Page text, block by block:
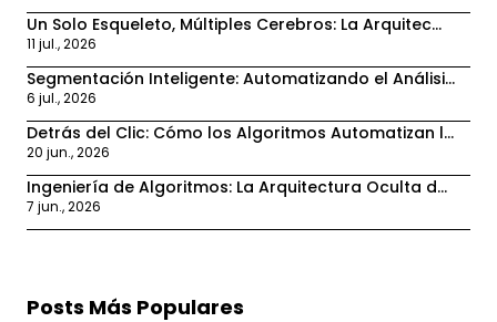
Un Solo Esqueleto, Múltiples Cerebros: La Arquitec...
11 jul., 2026
Segmentación Inteligente: Automatizando el Análisi...
6 jul., 2026
Detrás del Clic: Cómo los Algoritmos Automatizan l...
20 jun., 2026
Ingeniería de Algoritmos: La Arquitectura Oculta d...
7 jun., 2026
Posts Más Populares